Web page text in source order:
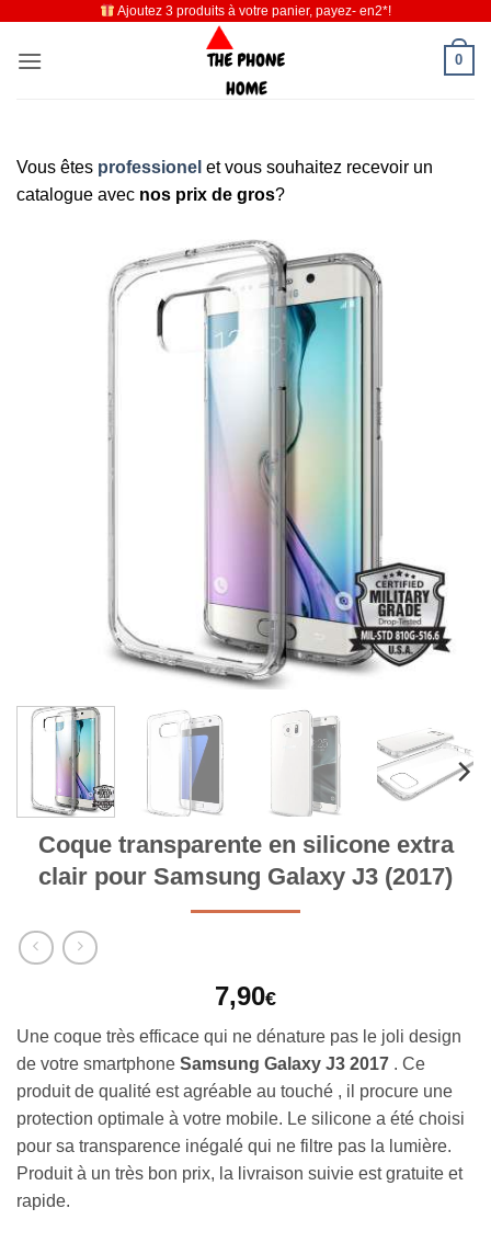
contenu
Ajoutez 3 produits à votre panier, payez- en2*!
0
Vous êtes professionel et vous souhaitez recevoir un
catalogue avec nos prix de gros?
Coque transparente en silicone extra
clair pour Samsung Galaxy J3 (2017)
7,90€
Une coque très efficace qui ne dénature pas le joli design
de votre smartphone Samsung Galaxy J3 2017 . Ce
produit de qualité est agréable au touché , il procure une
protection optimale à votre mobile. Le silicone a été choisi
pour sa transparence inégalé qui ne filtre pas la lumière.
Produit à un très bon prix, la livraison suivie est gratuite et
rapide.